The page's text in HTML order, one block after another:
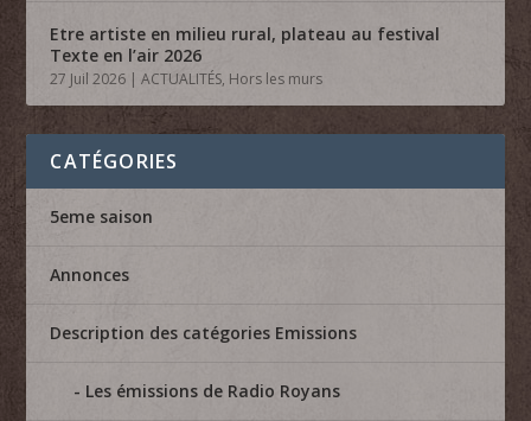
Etre artiste en milieu rural, plateau au festival
Texte en l’air 2026
27 Juil 2026 |ACTUALITÉS, Hors les murs
CATÉGORIES
5eme saison
Annonces
Description des catégories Emissions
Les émissions de Radio Royans